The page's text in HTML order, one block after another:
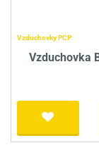
Vzduchovky PCP
Vzduchovka